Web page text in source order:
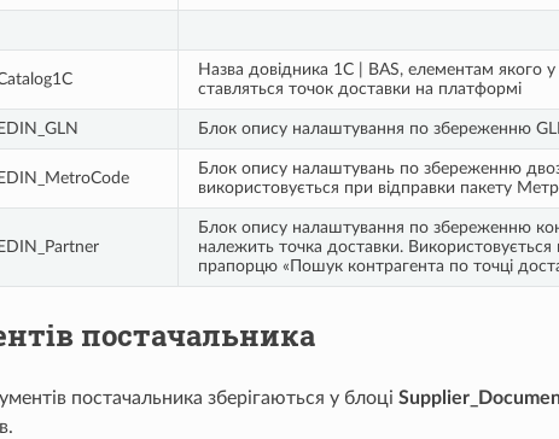
Назва довідника 1С | BAS, елементам якого у
ставляться точок доставки на платформі
Блок опису налаштування по збереженню
Блок опису налаштувань по збереженню
використовується при відправки пакету
Блок опису налаштування по збереженню
належить точка доставки.
прапорцю «Пошук контрагента по точці
постачальника
постачальника зберігаються у блоці